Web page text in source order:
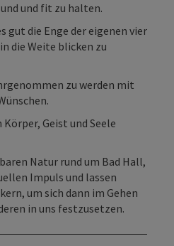
und fit zu halten.
gut die Enge der eigenen vier
die Weite blicken zu
zu werden mit
Geist und Seele
Natur rund um Bad Hall,
Impuls und lassen
um sich dann im Gehen
in uns festzusetzen.